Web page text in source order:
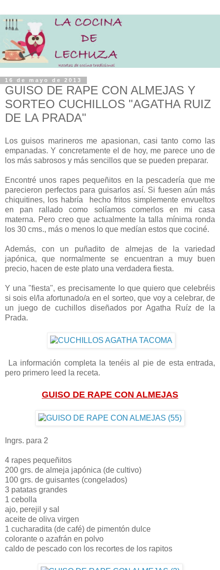
16 de mayo de 2013
GUISO DE RAPE CON ALMEJAS Y
SORTEO CUCHILLOS "AGATHA RUIZ
DE LA PRADA"
Los guisos marineros me apasionan, casi tanto como las
empanadas. Y concretamente el de hoy, me parece uno de
los más sabrosos y más sencillos que se pueden preparar.
Encontré unos rapes pequeñitos en la pescadería que me
parecieron perfectos para guisarlos así. Si fuesen aún más
chiquitines, los habría hecho fritos simplemente envueltos
en pan rallado como solíamos comerlos en mi casa
materna. Pero creo que actualmente la talla mínima ronda
los 30 cms., más o menos lo que medían estos que cociné.
Además, con un puñadito de almejas de la variedad
japónica, que normalmente se encuentran a muy buen
precio, hacen de este plato una verdadera fiesta.
Y una "fiesta", es precisamente lo que quiero que celebréis
si sois el/la afortunado/a en el sorteo, que voy a celebrar, de
un juego de cuchillos diseñados por Agatha Ruíz de la
Prada.
La información completa la tenéis al pie de esta entrada,
pero primero leed la receta.
GUISO DE RAPE CON ALMEJAS
Ingrs. para 2
4 rapes pequeñitos
200 grs. de almeja japónica (de cultivo)
100 grs. de guisantes (congelados)
3 patatas grandes
1 cebolla
ajo, perejil y sal
aceite de oliva virgen
1 cucharadita (de café) de pimentón dulce
colorante o azafrán en polvo
caldo de pescado con los recortes de los rapitos